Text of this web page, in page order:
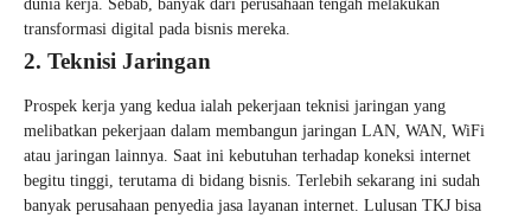
dunia kerja. Sebab, banyak dari perusahaan tengah melakukan
transformasi digital pada bisnis mereka.
2. Teknisi Jaringan
Prospek kerja yang kedua ialah pekerjaan teknisi jaringan yang
melibatkan pekerjaan dalam membangun jaringan LAN, WAN, WiFi
atau jaringan lainnya. Saat ini kebutuhan terhadap koneksi internet
begitu tinggi, terutama di bidang bisnis. Terlebih sekarang ini sudah
banyak perusahaan penyedia jasa layanan internet. Lulusan TKJ bisa